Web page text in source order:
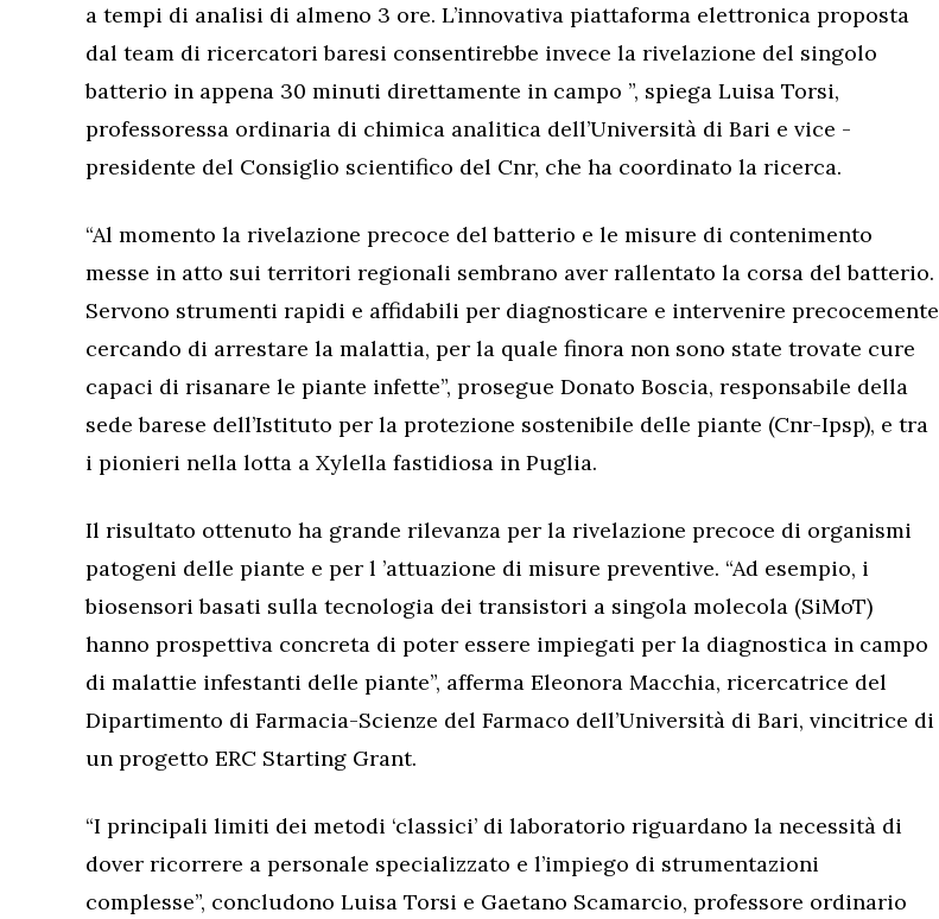
a tempi di analisi di almeno 3 ore. L’innovativa piattaforma elettronica proposta
dal team di ricercatori baresi consentirebbe invece la rivelazione del singolo
batterio in appena 30 minuti direttamente in campo ”, spiega Luisa Torsi,
professoressa ordinaria di chimica analitica dell’Università di Bari e vice -
presidente del Consiglio scientifico del Cnr, che ha coordinato la ricerca.
“Al momento la rivelazione precoce del batterio e le misure di contenimento
messe in atto sui territori regionali sembrano aver rallentato la corsa del batterio.
Servono strumenti rapidi e affidabili per diagnosticare e intervenire precocemente
cercando di arrestare la malattia, per la quale finora non sono state trovate cure
capaci di risanare le piante infette”, prosegue Donato Boscia, responsabile della
sede barese dell’Istituto per la protezione sostenibile delle piante (Cnr-Ipsp), e tra
i pionieri nella lotta a Xylella fastidiosa in Puglia.
Il risultato ottenuto ha grande rilevanza per la rivelazione precoce di organismi
patogeni delle piante e per l ’attuazione di misure preventive. “Ad esempio, i
biosensori basati sulla tecnologia dei transistori a singola molecola (SiMoT)
hanno prospettiva concreta di poter essere impiegati per la diagnostica in campo
di malattie infestanti delle piante”, afferma Eleonora Macchia, ricercatrice del
Dipartimento di Farmacia-Scienze del Farmaco dell’Università di Bari, vincitrice di
un progetto ERC Starting Grant.
“I principali limiti dei metodi ‘classici’ di laboratorio riguardano la necessità di
dover ricorrere a personale specializzato e l’impiego di strumentazioni
complesse”, concludono Luisa Torsi e Gaetano Scamarcio, professore ordinario